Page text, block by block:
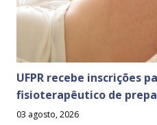
UFPR recebe inscrições
fisioterapêutico de
03 agosto, 2026